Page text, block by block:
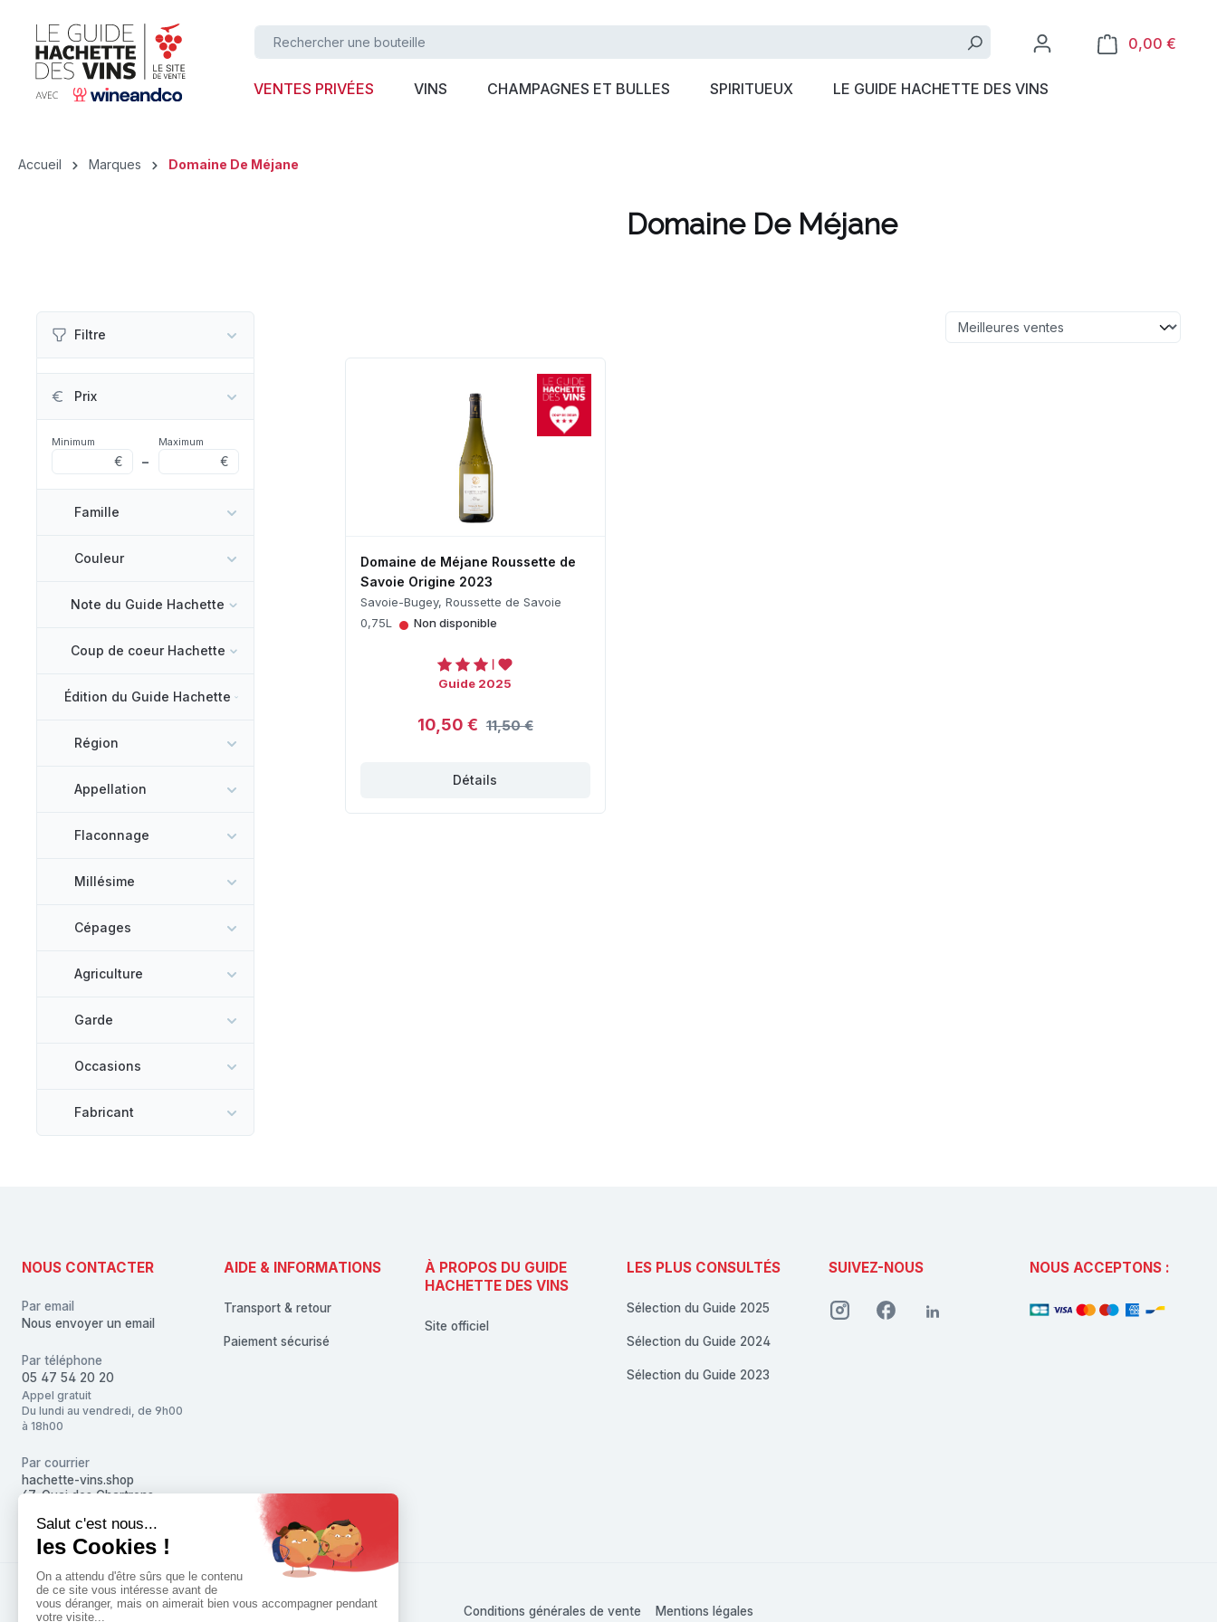
0,00 €
VENTES PRIVÉES VINS CHAMPAGNES ET BULLES SPIRITUEUX LE GUIDE HACHETTE DES VINS
Accueil Marques Domaine De Méjane
Domaine De Méjane
Filtre
Prix
Minimum
€ –
Maximum
€
Famille
Couleur
Note du Guide Hachette
Coup de coeur Hachette
Édition du Guide Hachette
Région
Appellation
Flaconnage
Millésime
Cépages
Agriculture
Garde
Occasions
Fabricant
Domaine de Méjane Roussette de
Savoie Origine 2023
Savoie-Bugey, Roussette de Savoie
0,75L
• Non disponible
Guide 2025
10,50 € 11,50 €
Détails
NOUS CONTACTER
Par email
Nous envoyer un email
Par téléphone
05 47 54 20 20
Appel gratuit
Du lundi au vendredi, de 9h00
à 18h00
Par courrier
hachette-vins.shop
67, Quai des Chartrons
AIDE & INFORMATIONS
Transport & retour
Paiement sécurisé
À PROPOS DU GUIDE
HACHETTE DES VINS
Site officiel
LES PLUS CONSULTÉS
Sélection du Guide 2025
Sélection du Guide 2024
Sélection du Guide 2023
SUIVEZ-NOUS NOUS ACCEPTONS :
Conditions générales de vente Mentions légales